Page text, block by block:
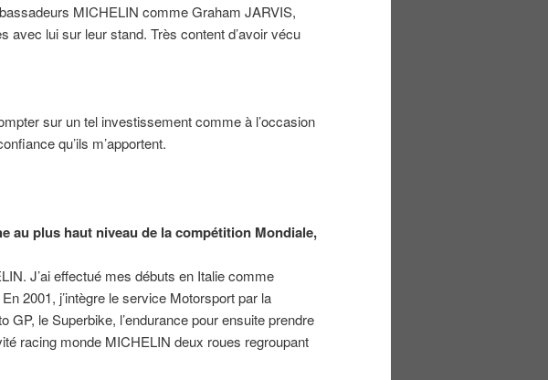
MICHELIN comme Graham JARVIS,
avec lui sur leur stand. Très content d’avoir vécu
sur un tel investissement comme à l’occasion
qu’ils m’apportent.
au plus haut niveau de la compétition Mondiale,
J’ai effectué mes débuts en Italie comme
2001, j’intègre le service Motorsport par la
le Superbike, l’endurance pour ensuite prendre
racing monde MICHELIN deux roues regroupant